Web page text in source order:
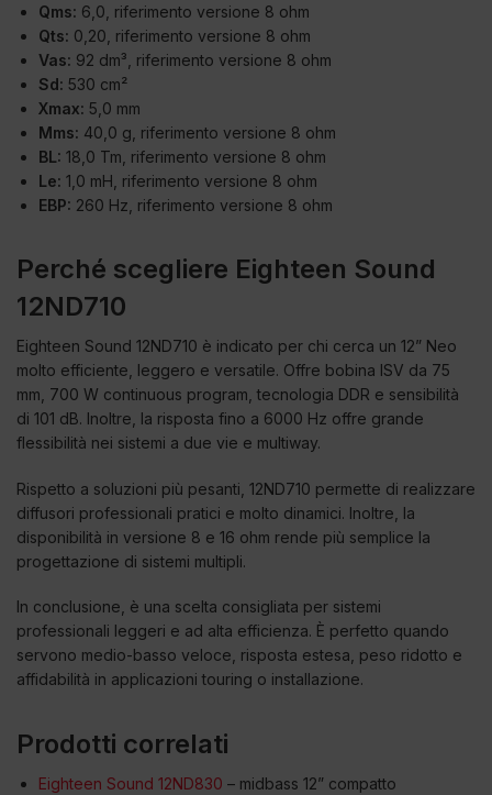
Qms: 6,0, riferimento versione 8 ohm
Qts: 0,20, riferimento versione 8 ohm
Vas: 92 dm³, riferimento versione 8 ohm
Sd: 530 cm²
Xmax: 5,0 mm
Mms: 40,0 g, riferimento versione 8 ohm
BL: 18,0 Tm, riferimento versione 8 ohm
Le: 1,0 mH, riferimento versione 8 ohm
EBP: 260 Hz, riferimento versione 8 ohm
Perché scegliere Eighteen Sound
12ND710
Eighteen Sound 12ND710 è indicato per chi cerca un 12” Neo
molto efficiente, leggero e versatile. Offre bobina ISV da 75
mm, 700 W continuous program, tecnologia DDR e sensibilità
di 101 dB. Inoltre, la risposta fino a 6000 Hz offre grande
flessibilità nei sistemi a due vie e multiway.
Rispetto a soluzioni più pesanti, 12ND710 permette di realizzare
diffusori professionali pratici e molto dinamici. Inoltre, la
disponibilità in versione 8 e 16 ohm rende più semplice la
progettazione di sistemi multipli.
In conclusione, è una scelta consigliata per sistemi
professionali leggeri e ad alta efficienza. È perfetto quando
servono medio-basso veloce, risposta estesa, peso ridotto e
affidabilità in applicazioni touring o installazione.
Prodotti correlati
Eighteen Sound 12ND830 – midbass 12” compatto